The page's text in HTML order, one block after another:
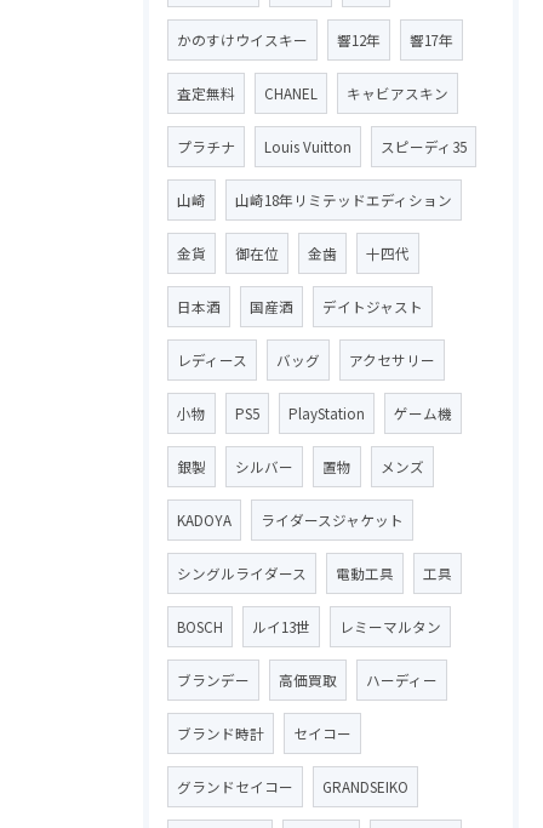
かのすけウイスキー 響12年 響17年
査定無料 CHANEL キャビアスキン
プラチナ Louis Vuitton スピーディ35
山崎 山崎18年リミテッドエディション
金貨 御在位 金歯 十四代
日本酒 国産酒 デイトジャスト
レディース バッグ アクセサリー
小物 PS5 PlayStation ゲーム機
銀製 シルバー 置物 メンズ
KADOYA ライダースジャケット
シングルライダース 電動工具 工具
BOSCH ルイ13世 レミーマルタン
ブランデー 高価買取 ハーディー
ブランド時計 セイコー
グランドセイコー GRANDSEIKO